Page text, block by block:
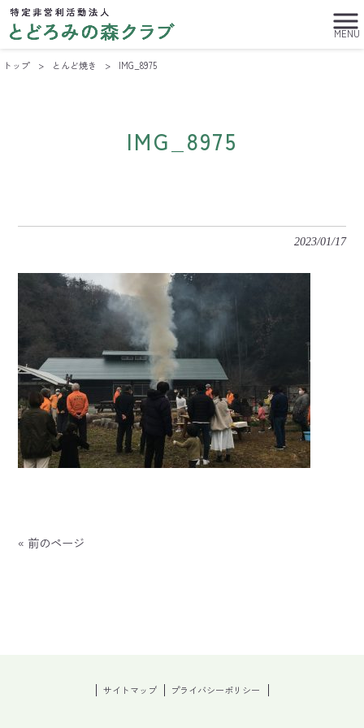
MENU
トップ > とんど焼き > IMG_8975
IMG_8975
2023/01/17
« 前のページ
サイトマップ プライバシーポリシー